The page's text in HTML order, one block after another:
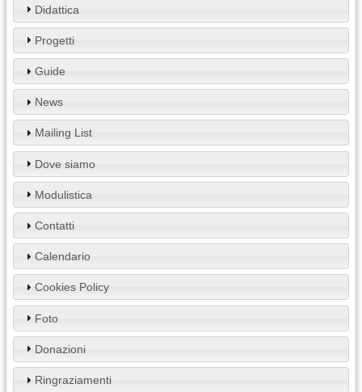
Didattica
Progetti
Guide
News
Mailing List
Dove siamo
Modulistica
Contatti
Calendario
Cookies Policy
Foto
Donazioni
Ringraziamenti